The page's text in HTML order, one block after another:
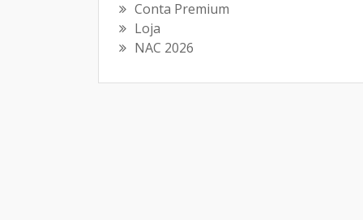
Conta Premium
Loja
NAC 2026